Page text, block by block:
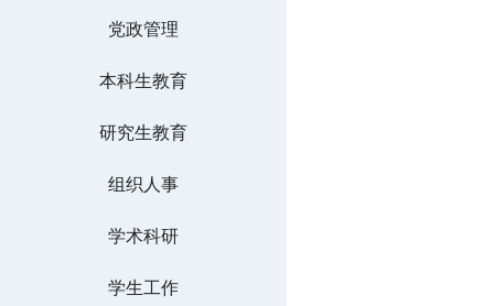
党政管理
本科生教育
研究生教育
组织人事
学术科研
学生工作